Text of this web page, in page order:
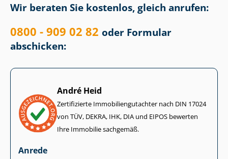
Wir beraten Sie kostenlos, gleich anrufen:
0800 - 909 02 82 oder Formular
abschicken:
André Heid
Zertifizierte Im­mo­bi­li­en­gut­ach­ter nach DIN 17024
von TÜV, DEKRA, IHK, DIA und EIPOS bewerten
Ihre Immobilie sachgemäß.
Anrede